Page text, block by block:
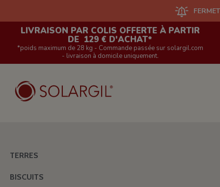
LIVRAISON PAR COLIS OFFERTE À PARTIR
DE 129 € D'ACHAT*
*poids maximum de 28 kg - Commande passée sur solargil.com
- livraison à domicile uniquement.
TERRES
BISCUITS